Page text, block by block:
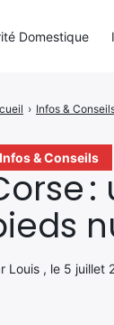
Infos & Conseils
Louis , le 5 juillet
› Infos &
Domestique